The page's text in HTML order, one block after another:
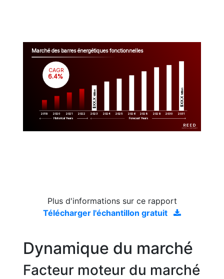
Marché des barres énergétiques fonctionnelles
2019 2020 2021 2022 2023 2024 2025 2026 2028 2029 2030 2031
$XX.X
Million
$XX.X
Million
CAGR
6.4%
Historical Years Forecast Years
Plus d'informations sur ce rapport
Télécharger l'échantillon gratuit
Dynamique du marché
Facteur moteur du marché